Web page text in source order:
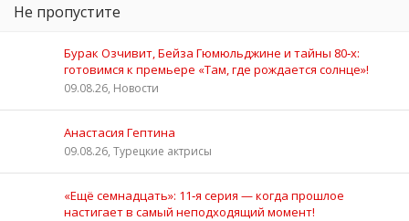
Не пропустите
Бурак Озчивит, Бейза Гюмюльджине и тайны 80‑х:
готовимся к премьере «Там, где рождается солнце»!
09.08.26, Новости
Анастасия Гептина
09.08.26, Турецкие актрисы
«Ещё семнадцать»: 11‑я серия — когда прошлое
настигает в самый неподходящий момент!